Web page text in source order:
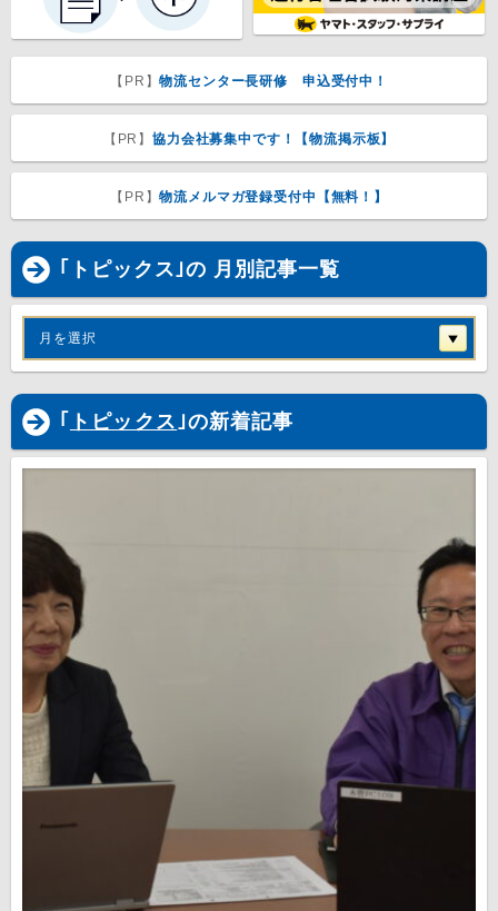
【PR】物流センター長研修 申込受付中！
【PR】協力会社募集中です！【物流掲示板】
【PR】物流メルマガ登録受付中【無料！】
｢トピックス｣の 月別記事一覧
月を選択
｢ トピックス｣の新着記事